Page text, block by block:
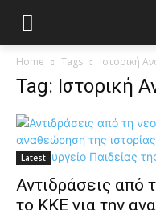
Home Tags Ιστορική
Tag: Ιστορική
Latest
Αντιδράσεις από
το ΚΚΕ για την